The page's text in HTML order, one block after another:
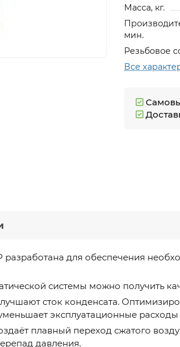
Масса, кг.
мин.
Резьбовое
Все
разработана для обеспечения
системы можно получить
сток конденсата.
эксплуатационные расходы
плавный переход сжатого
давления.